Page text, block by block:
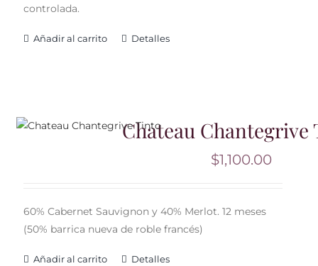
controlada.
Añadir al carrito Detalles
Chateau Chantegrive
$1,100.00
60% Cabernet Sauvignon y 40% Merlot. 12 meses
(50% barrica nueva de roble francés)
Añadir al carrito Detalles